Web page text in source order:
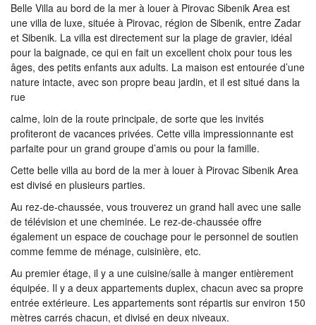
Belle Villa au bord de la mer à louer à Pirovac Sibenik Area est
une villa de luxe, située à Pirovac, région de Sibenik, entre Zadar
et Sibenik. La villa est directement sur la plage de gravier, idéal
pour la baignade, ce qui en fait un excellent choix pour tous les
âges, des petits enfants aux adults. La maison est entourée d’une
nature intacte, avec son propre beau jardin, et il est situé dans la
rue
calme, loin de la route principale, de sorte que les invités
profiteront de vacances privées. Cette villa impressionnante est
parfaite pour un grand groupe d’amis ou pour la famille.
Cette belle villa au bord de la mer à louer à Pirovac Sibenik Area
est divisé en plusieurs parties.
Au rez-de-chaussée, vous trouverez un grand hall avec une salle
de télévision et une cheminée. Le rez-de-chaussée offre
également un espace de couchage pour le personnel de soutien
comme femme de ménage, cuisinière, etc.
Au premier étage, il y a une cuisine/salle à manger entièrement
équipée. Il y a deux appartements duplex, chacun avec sa propre
entrée extérieure. Les appartements sont répartis sur environ 150
mètres carrés chacun, et divisé en deux niveaux.